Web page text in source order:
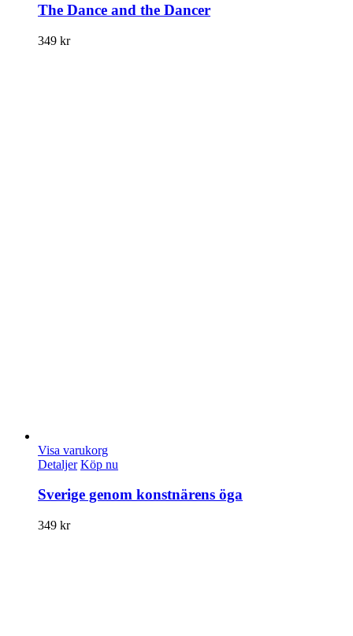
The Dance and the Dancer
349 kr
Visa varukorg
Detaljer Köp nu
Sverige genom konstnärens öga
349 kr